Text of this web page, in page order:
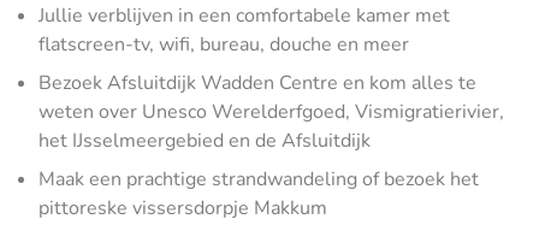
Jullie verblijven in een comfortabele kamer met
flatscreen-tv, wifi, bureau, douche en meer
Bezoek Afsluitdijk Wadden Centre en kom alles te
weten over Unesco Werelderfgoed, Vismigratierivier,
het IJsselmeergebied en de Afsluitdijk
Maak een prachtige strandwandeling of bezoek het
pittoreske vissersdorpje Makkum